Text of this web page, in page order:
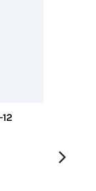
Prezzo